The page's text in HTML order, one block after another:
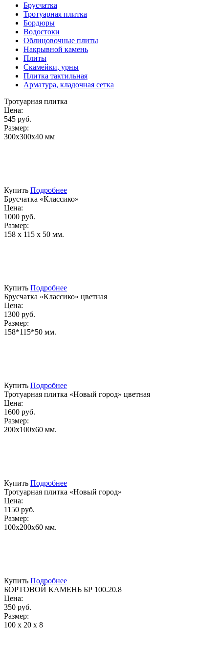
Брусчатка
Тротуарная плитка
Бордюры
Водостоки
Облицовочные плиты
Накрывной камень
Плиты
Скамейки, урны
Плитка тактильная
Арматура, кладочная сетка
Тротуарная плитка
Цена:
545 руб.
Размер:
300х300х40 мм
Купить Подробнее
Брусчатка «Классико»
Цена:
1000 руб.
Размер:
158 х 115 х 50 мм.
Купить Подробнее
Брусчатка «Классико» цветная
Цена:
1300 руб.
Размер:
158*115*50 мм.
Купить Подробнее
Тротуарная плитка «Новый город» цветная
Цена:
1600 руб.
Размер:
200х100х60 мм.
Купить Подробнее
Тротуарная плитка «Новый город»
Цена:
1150 руб.
Размер:
100х200х60 мм.
Купить Подробнее
БОРТОВОЙ КАМЕНЬ БР 100.20.8
Цена:
350 руб.
Размер:
100 х 20 х 8